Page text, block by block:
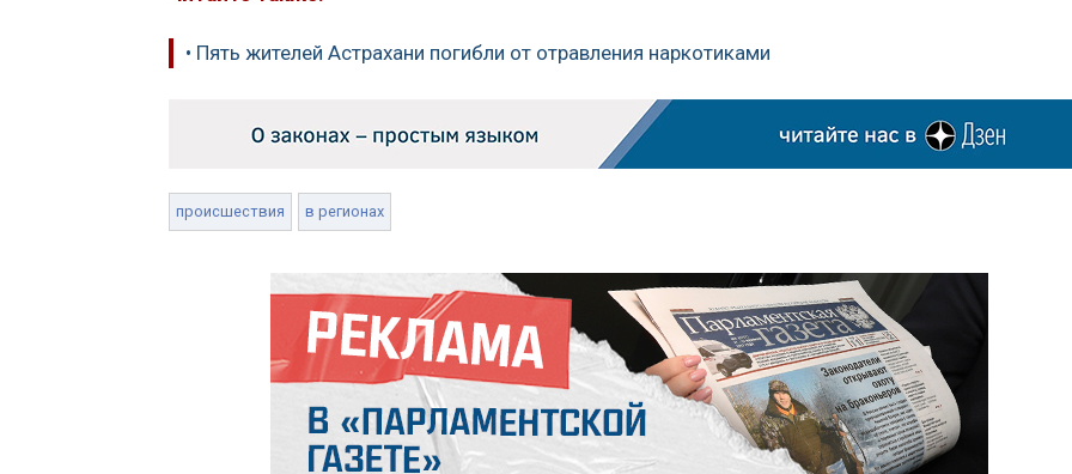
• Пять жителей Астрахани погибли от отравления наркотиками
происшествия в регионах